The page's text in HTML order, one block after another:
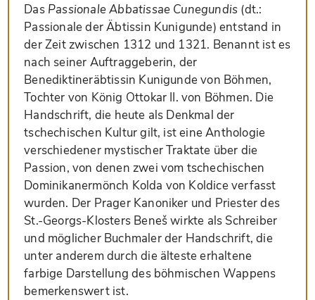
Das Passionale Abbatissae Cunegundis (dt.:
Passionale der Äbtissin Kunigunde) entstand in
der Zeit zwischen 1312 und 1321. Benannt ist es
nach seiner Auftraggeberin, der
Benediktineräbtissin Kunigunde von Böhmen,
Tochter von König Ottokar II. von Böhmen. Die
Handschrift, die heute als Denkmal der
tschechischen Kultur gilt, ist eine Anthologie
verschiedener mystischer Traktate über die
Passion, von denen zwei vom tschechischen
Dominikanermönch Kolda von Koldice verfasst
wurden. Der Prager Kanoniker und Priester des
St.-Georgs-Klosters Beneš wirkte als Schreiber
und möglicher Buchmaler der Handschrift, die
unter anderem durch die älteste erhaltene
farbige Darstellung des böhmischen Wappens
bemerkenswert ist.